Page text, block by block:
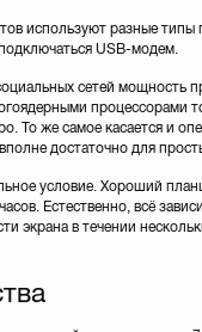
используют разные
USB-модем.
сетей мощность
процессорами
То же самое касается и
достаточно для
условие. Хороший
Естественно, всё
экрана в течении